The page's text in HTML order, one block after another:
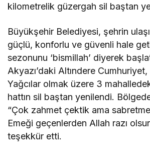
kilometrelik güzergah sil baştan
Büyükşehir Belediyesi, şehrin
güçlü, konforlu ve güvenli hale
sezonunu ‘bismillah’ diyerek
Akyazı’daki Altındere
Yağcılar olmak üzere 3
hattın sil baştan yenilendi.
“Çok zahmet çektik ama
Emeği geçenlerden Allah razı
teşekkür etti.